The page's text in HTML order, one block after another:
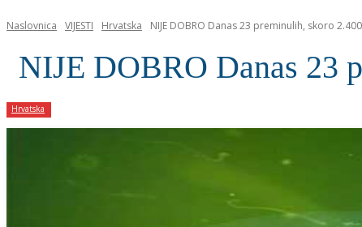
Naslovnica VIJESTI Hrvatska NIJE DOBRO Danas 23 preminulih, skoro
NIJE DOBRO Danas 23
Hrvatska